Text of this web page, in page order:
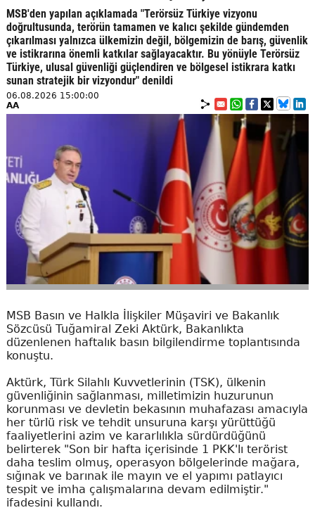
MSB'den yapılan açıklamada "Terörsüz Türkiye vizyonu
doğrultusunda, terörün tamamen ve kalıcı şekilde gündemden
çıkarılması yalnızca ülkemizin değil, bölgemizin de barış, güvenlik
ve istikrarına önemli katkılar sağlayacaktır. Bu yönüyle Terörsüz
Türkiye, ulusal güvenliği güçlendiren ve bölgesel istikrara katkı
sunan stratejik bir vizyondur" denildi
06.08.2026 15:00:00
AA
MSB Basın ve Halkla İlişkiler Müşaviri ve Bakanlık
Sözcüsü Tuğamiral Zeki Aktürk, Bakanlıkta
düzenlenen haftalık basın bilgilendirme toplantısında
konuştu.
Aktürk, Türk Silahlı Kuvvetlerinin (TSK), ülkenin
güvenliğinin sağlanması, milletimizin huzurunun
korunması ve devletin bekasının muhafazası amacıyla
her türlü risk ve tehdit unsuruna karşı yürüttüğü
faaliyetlerini azim ve kararlılıkla sürdürdüğünü
belirterek "Son bir hafta içerisinde 1 PKK'lı terörist
daha teslim olmuş, operasyon bölgelerinde mağara,
sığınak ve barınak ile mayın ve el yapımı patlayıcı
tespit ve imha çalışmalarına devam edilmiştir."
ifadesini kullandı.